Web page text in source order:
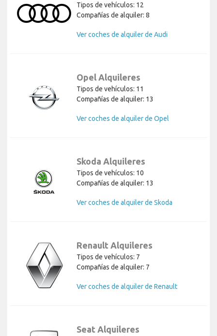
Tipos de vehículos: 12
Compañías de alquiler: 8
Ver coches de alquiler de Audi
Opel Alquileres
Tipos de vehículos: 11
Compañías de alquiler: 13
Ver coches de alquiler de Opel
Skoda Alquileres
Tipos de vehículos: 10
Compañías de alquiler: 13
Ver coches de alquiler de Skoda
Renault Alquileres
Tipos de vehículos: 7
Compañías de alquiler: 7
Ver coches de alquiler de Renault
Seat Alquileres